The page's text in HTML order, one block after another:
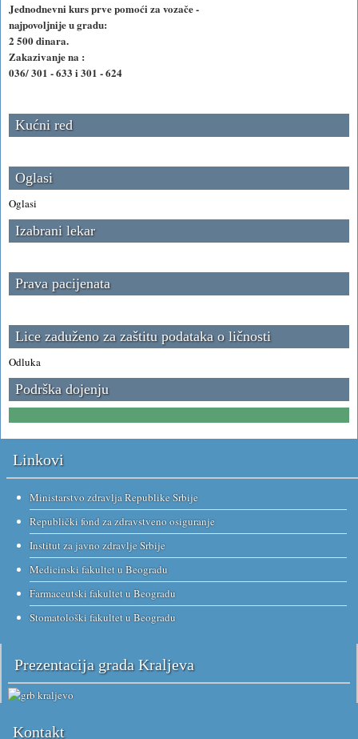
Jednodnevni kurs prve pomoći za vozače -
najpovoljnije u gradu:
2 500 dinara.
Zakazivanje na :
036/ 301 - 633 i 301 - 624
Kućni red
Oglasi
Oglasi
Izabrani lekar
Prava pacijenata
Lice zaduženo za zaštitu podataka o ličnosti
Odluka
Podrška dojenju
Linkovi
Ministarstvo zdravlja Republike Srbije
Republički fond za zdravstveno osiguranje
Institut za javno zdravlje Srbije
Medicinski fakultet u Beogradu
Farmaceutski fakultet u Beogradu
Stomatološki fakultet u Beogradu
Prezentacija grada Kraljeva
Kontakt